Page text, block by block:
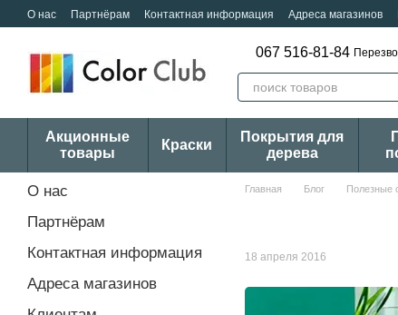
Перейти к основному контенту
О нас Партнёрам Контактная информация Адреса магазинов
067 516-81-84
Акционные
товары
Краски
Покрытия для
дерева
Главная Блог Полезные
18 апреля 2016
О нас
Партнёрам
Контактная информация
Адреса магазинов